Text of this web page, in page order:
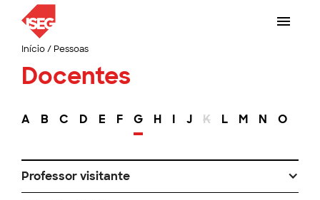
Início/ Pessoas
Docentes
A B C D E F G H I J K L M N O
Professor visitante